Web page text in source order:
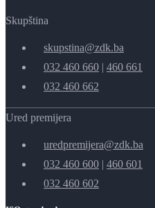
Skupština
skupstina@zdk.ba
032 460 660 | 460 661
032 460 662
Ured premijera
uredpremijera@zdk.ba
032 460 600 | 460 601
032 460 602